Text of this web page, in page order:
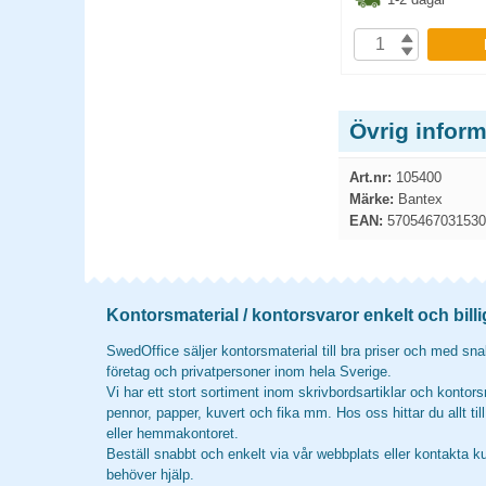
Övrig
Art.nr: 105400
Märke: Bantex
EAN: 5705467031530
Kontorsmaterial / kontorsvaror enkelt och
SwedOffice säljer kontorsmaterial till bra priser och med
företag och privatpersoner inom hela Sverige.
Vi har ett stort sortiment inom skrivbordsartiklar och
pennor, papper, kuvert och fika mm. Hos oss hittar du allt
eller hemmakontoret.
Beställ snabbt och enkelt via vår webbplats eller kontakta
behöver hjälp.